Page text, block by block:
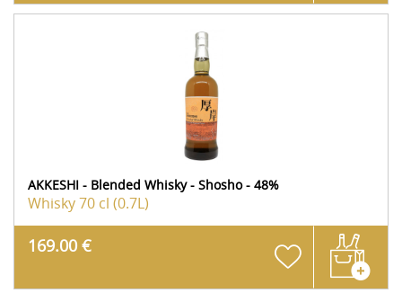
AKKESHI - Blended Whisky - Shosho - 48%
Whisky70 cl (0.7L)
169.00 €